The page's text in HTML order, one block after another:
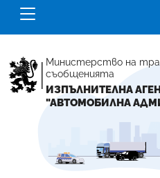
Министерство на
съобщенията
ИЗПЪЛНИТЕЛНА
"АВТОМОБИЛНА